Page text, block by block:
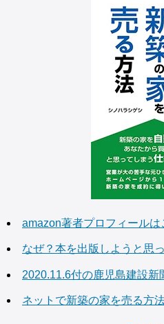
amazon著者プロフィールは
なぜ？本を出版しようと思
2020.11.6付の鹿児島建設新
ネットで新築の家を売る方